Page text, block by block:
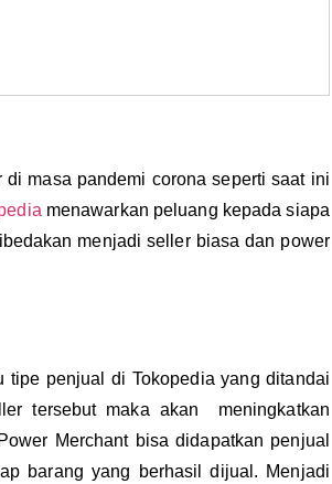
masa pandemi corona seperti saat ini
menawarkan peluang kepada siapa
menjadi seller biasa dan power
tipe penjual di Tokopedia yang ditandai
tersebut maka akan meningkatkan
Merchant bisa didapatkan penjual
barang yang berhasil dijual. Menjadi